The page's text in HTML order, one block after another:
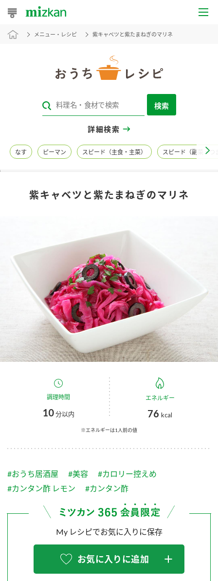
おうちレシピ
レシピカテゴリ一覧
レシピ名特集
商品情報
お酢ドリンク ぽん酢
みりん風・料理酒 鍋用調味料
スープ 中華
ふりかけ
炊き込みご飯の素 米飯用調味液
新商品一覧
キャンペーン情報
ブランド・スペシャルサイト
ブランド・スペシャルサイト トップ
商品ブランドサイト
Fibee（ファイビー）
カンタン酢
お酢ドリンク
かおりの蔵
つゆ
鍋なび
納豆のサイト
企業情報
国内事業概要
ミツカングループについて
企業理念
ミツカンを知る
水の文化センター（アーカイブ）
ZENB initiative
MIM（ミツカンミュージアム）
お客様相談センター
お客様の声をいかしました
販売終了製品のご案内
よくあるご質問
メニュー・レシピ 紫キャベツと紫たまねぎのマリネ
検索
詳細検索
なす ピーマン スピード（主食・主菜） スピード（副菜・つ
紫キャベツと紫たまねぎのマリネ
調理時間
10分以内
エネルギー
76 kcal
※エネルギーは1人前の値
#おうち居酒屋 #美容
#カロリー控えめ
#カンタン酢 レモン
#カンタン酢
My レシピでお気に入りに保存
お気に入りに追加